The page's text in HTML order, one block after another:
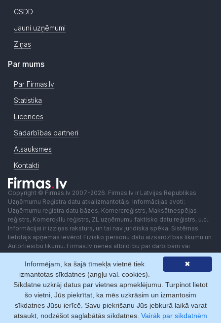
CSDD
Jauni uzņēmumi
Ziņas
Par mums
Par Firmas.lv
Statistika
Licences
Sadarbības partneri
Atsauksmes
Kontakti
Copyright © Firmas.lv 2007-2026. Firmas.lv ir Latvijas Republikas
Uzņēmumu Reģistra datu atkalizmantotājs. Informācijas avoti:
Uzņēmumu reģistra datu bāzes, Komercreģistrs, Maksātnespējas
reģistrs, Komercķīlu reģistrs, ZL uzņēmumu faktisko datu reģistrs, u.c..
Informācijai ir izziņas raksturs, un tai nav juridiska spēka. Sistēmas
lietotājs apņemas ievērot Fizisko personu datu aizsardzības likumu un
Autortiesību likumu. Firmas.lv nenes atbildību par darbībām vai
lēmumiem, kas balstīti uz saņemto pakalpojumu. Lietotājam aizliegts
izmantot jebkādas automatizētas sistēmas vai iekārtas (robotus)
piekļuvei sistēmai bez rakstiskas saskaņošanas ar Firmas.lv. Galvenā
redaktore: Ingūna Pempere.
Lietošanas noteikumi
Privātuma politika Norēķini ar
✖
Informējam, ka šajā tīmekļa vietnē tiek
izmantotas sīkdatnes (angļu val. cookies).
Sīkdatne uzkrāj datus par vietnes apmeklējumu. Turpinot lietot
šo vietni, Jūs piekrītat, ka mēs uzkrāsim un izmantosim
sīkdatnes Jūsu ierīcē. Savu piekrišanu Jūs jebkurā laikā varat
atsaukt, nodzēšot saglabātās sīkdatnes. Vairāk par sīkdatnēm